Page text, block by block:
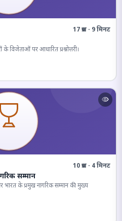
17 प्रश्न · 9 मिनट
के विजेताओं पर आधारित प्रश्नोत्तरी।
10 प्रश्न · 4 मिनट
सम्मान
भारत के प्रमुख नागरिक सम्मान की मुख्य